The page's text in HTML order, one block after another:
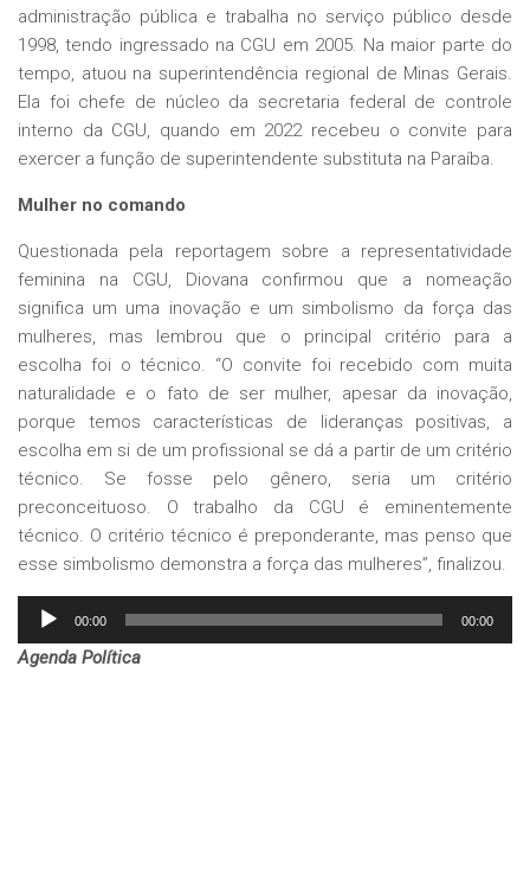
administração pública e trabalha no serviço público desde
1998, tendo ingressado na CGU em 2005. Na maior parte do
tempo, atuou na superintendência regional de Minas Gerais.
Ela foi chefe de núcleo da secretaria federal de controle
interno da CGU, quando em 2022 recebeu o convite para
exercer a função de superintendente substituta na Paraíba.
Mulher no comando
Questionada pela reportagem sobre a representatividade
feminina na CGU, Diovana confirmou que a nomeação
significa um uma inovação e um simbolismo da força das
mulheres, mas lembrou que o principal critério para a
escolha foi o técnico. “O convite foi recebido com muita
naturalidade e o fato de ser mulher, apesar da inovação,
porque temos características de lideranças positivas, a
escolha em si de um profissional se dá a partir de um critério
técnico. Se fosse pelo gênero, seria um critério
preconceituoso. O trabalho da CGU é eminentemente
técnico. O critério técnico é preponderante, mas penso que
esse simbolismo demonstra a força das mulheres”, finalizou.
Tocador
áudio
00:00 00:00
Agenda Política